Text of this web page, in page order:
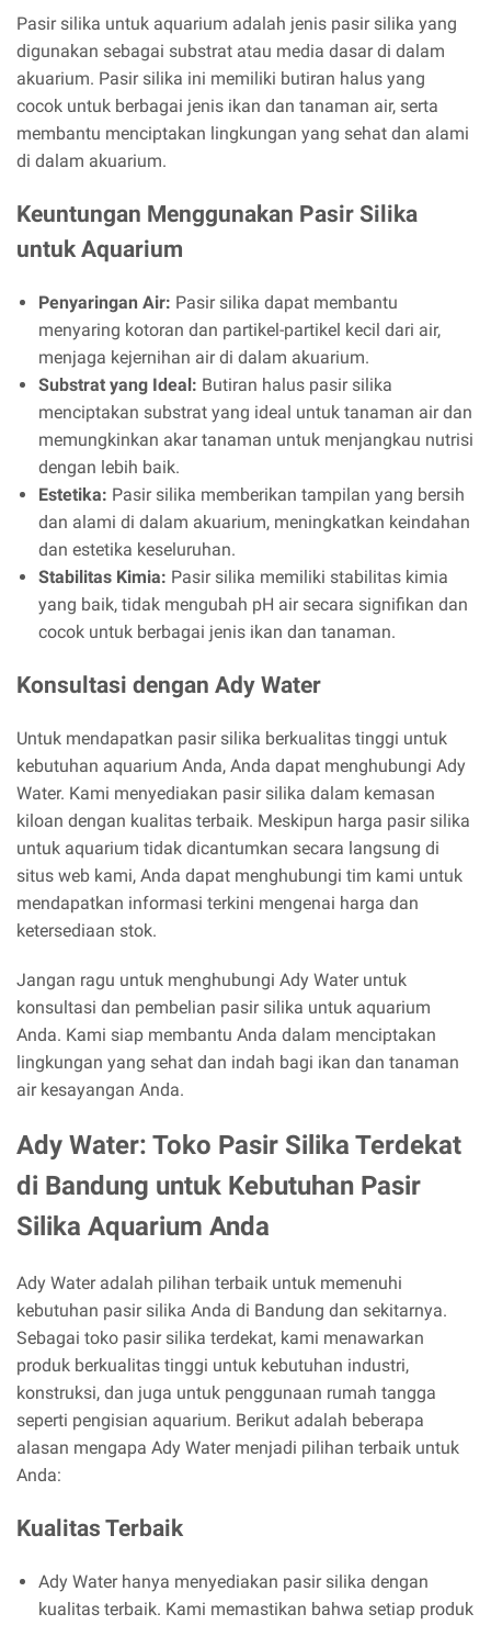
Pasir silika untuk aquarium adalah jenis pasir silika yang
digunakan sebagai substrat atau media dasar di dalam
akuarium. Pasir silika ini memiliki butiran halus yang
cocok untuk berbagai jenis ikan dan tanaman air, serta
membantu menciptakan lingkungan yang sehat dan alami
di dalam akuarium.
Keuntungan Menggunakan Pasir Silika
untuk Aquarium
Penyaringan Air: Pasir silika dapat membantu
menyaring kotoran dan partikel-partikel kecil dari air,
menjaga kejernihan air di dalam akuarium.
Substrat yang Ideal: Butiran halus pasir silika
menciptakan substrat yang ideal untuk tanaman air dan
memungkinkan akar tanaman untuk menjangkau nutrisi
dengan lebih baik.
Estetika: Pasir silika memberikan tampilan yang bersih
dan alami di dalam akuarium, meningkatkan keindahan
dan estetika keseluruhan.
Stabilitas Kimia: Pasir silika memiliki stabilitas kimia
yang baik, tidak mengubah pH air secara signifikan dan
cocok untuk berbagai jenis ikan dan tanaman.
Konsultasi dengan Ady Water
Untuk mendapatkan pasir silika berkualitas tinggi untuk
kebutuhan aquarium Anda, Anda dapat menghubungi Ady
Water. Kami menyediakan pasir silika dalam kemasan
kiloan dengan kualitas terbaik. Meskipun harga pasir silika
untuk aquarium tidak dicantumkan secara langsung di
situs web kami, Anda dapat menghubungi tim kami untuk
mendapatkan informasi terkini mengenai harga dan
ketersediaan stok.
Jangan ragu untuk menghubungi Ady Water untuk
konsultasi dan pembelian pasir silika untuk aquarium
Anda. Kami siap membantu Anda dalam menciptakan
lingkungan yang sehat dan indah bagi ikan dan tanaman
air kesayangan Anda.
Ady Water: Toko Pasir Silika Terdekat
di Bandung untuk Kebutuhan Pasir
Silika Aquarium Anda
Ady Water adalah pilihan terbaik untuk memenuhi
kebutuhan pasir silika Anda di Bandung dan sekitarnya.
Sebagai toko pasir silika terdekat, kami menawarkan
produk berkualitas tinggi untuk kebutuhan industri,
konstruksi, dan juga untuk penggunaan rumah tangga
seperti pengisian aquarium. Berikut adalah beberapa
alasan mengapa Ady Water menjadi pilihan terbaik untuk
Anda:
Kualitas Terbaik
Ady Water hanya menyediakan pasir silika dengan
kualitas terbaik. Kami memastikan bahwa setiap produk